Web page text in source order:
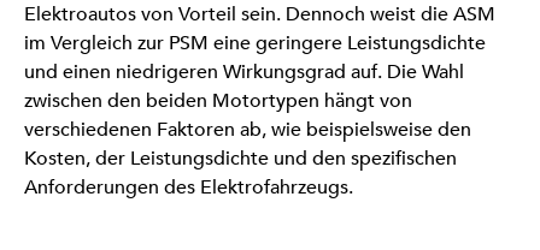
Elektroautos von Vorteil sein. Dennoch weist die ASM
im Vergleich zur PSM eine geringere Leistungsdichte
und einen niedrigeren Wirkungsgrad auf. Die Wahl
zwischen den beiden Motortypen hängt von
verschiedenen Faktoren ab, wie beispielsweise den
Kosten, der Leistungsdichte und den spezifischen
Anforderungen des Elektrofahrzeugs.